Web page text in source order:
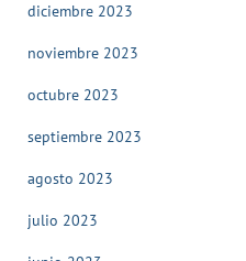
diciembre 2023
noviembre 2023
octubre 2023
septiembre 2023
agosto 2023
julio 2023